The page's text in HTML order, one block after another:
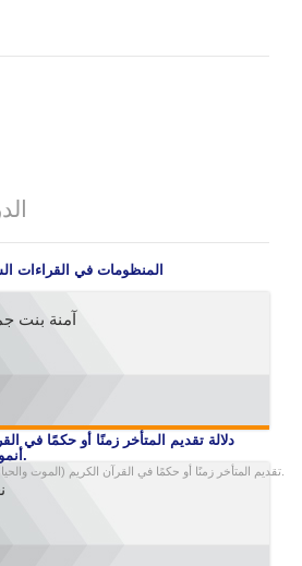
المنظومات في القراءات
آمنة بنت
دلالة تقديم المتأخر زمنًا أو حكمًا في
أنموذجًا) دراسة تحليلية سياقية.